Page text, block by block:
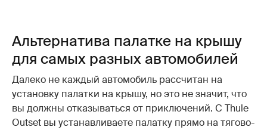
Альтернатива палатке на крышу
для самых разных автомобилей
Далеко не каждый автомобиль рассчитан на
установку палатки на крышу, но это не значит, что
вы должны отказываться от приключений. С Thule
Outset вы устанавливаете палатку прямо на тягово-